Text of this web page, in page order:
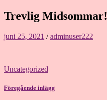
Trevlig Midsommar!
juni 25, 2021 /adminuser222
Uncategorized
Föregående inlägg